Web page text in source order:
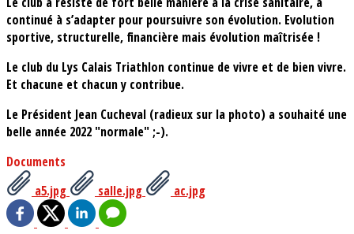
continué à s’adapter pour poursuivre son évolution. Evolution
sportive, structurelle, financière mais évolution maîtrisée !
Le club du Lys Calais Triathlon continue de vivre et de bien vivre.
Et chacune et chacun y contribue.
Le Président Jean Cucheval (radieux sur la photo) a souhaité une
belle année 2022 "normale" ;-).
Documents
a5.jpg
salle.jpg ac.jpg